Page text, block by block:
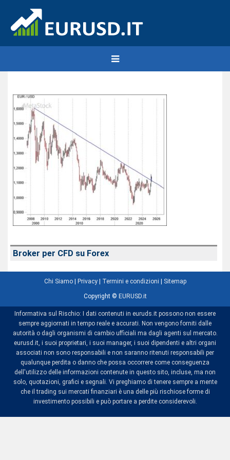
Broker per CFD su Forex
Chi Siamo| Privacy| Termini e condizioni Sitemap
Copyright © EURUSD.it
Informativa sul Rischio: I dati contenuti in euruds.it possono non essere
sempre aggiornati in tempo reale e accurati. Non vengono forniti dalle
autorità o dagli organismi di cambio ufficiali ma dagli agenti sul mercato.
eurusd.it, i suoi proprietari, i suoi manager, i suoi dipendenti e altri organi
associati non sono responsabili e non saranno ritenuti responsabili per
qualunque perdita o danno che possa occorrere come conseguenza
dell'utilizzo delle informazioni contenute in questo sito, incluse, ma non
solo, quotazioni, grafici e segnali. Vi preghiamo di tenere sempre a mente
che il trading sui mercati finanziari è una delle più rischiose forme di
investimento possibili e può portare a perdite considerevoli.